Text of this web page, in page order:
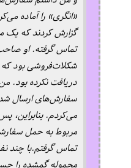
«انگری» را آماده
گزارش کردند که یک
تماس گرفته. او
شکلات‌فروشی بود
دریافت نکرده بود.
سفارش‌های ارسال شده
می‌کردم. بنابراین،
مربوط به حمل
تماس گرفتم.با چند